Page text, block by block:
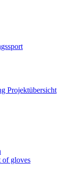
Projektübersicht
of gloves